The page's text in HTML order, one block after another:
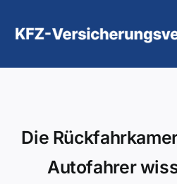
Inhalt
Hilfe und Kontakt
Die
Autofahrer